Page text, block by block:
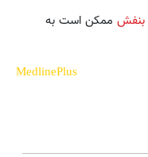
بنفش ممکن است به
MedlinePlus